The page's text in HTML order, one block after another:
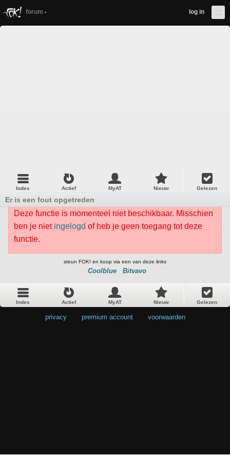
forum log in
Index Actief MyAT Nieuw Gelezen
Er is een fout opgetreden
Deze functie is momenteel niet beschikbaar. Misschien
ben je niet ingelogd of heb je geen toegang tot deze
functie.
steun FOK! en koop via een van deze links
Coolblue Bitvavo
Index Actief MyAT Nieuw Gelezen
privacy premium account voorwaarden